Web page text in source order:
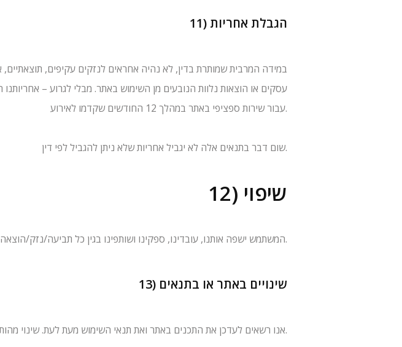
11) הגבלת אחריות
עסקים או הוצאות נלוות הנובעים מן השימוש באתר. מבלי לגרוע –
עבור שירות ספציפי באתר במהלך 12 החודשים שקדמו לאירוע.
שום דבר בתנאים אלה לא יגביל אחריות שלא ניתן להגביל לפי דין.
12) שיפוי
המשתמש ישפה אותנו, עובדינו, ספקינו ושותפינו בגין כל תביעה/נזק/הוצאה (לרבות שכר טרחת עו”ד סביר) הנובעים מהפרת תנאים אלה או מהפרת דין על ידו.
13) שינויים באתר או בתנאים
אנו רשאים לעדכן את התכנים באתר ואת תנאי השימוש מעת לעת. שינוי מהותי יובלט באתר. המשך שימוש באתר לאחר השינוי מהווה הסכמה לנוסח המעודכן.